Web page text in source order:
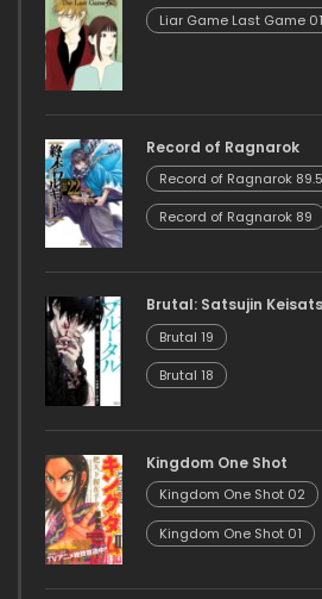
Liar Game Last Game 01
Record of Ragnarok
Record of Ragnarok 89.5
Record of Ragnarok 89
Brutal: Satsujin
Brutal 19
Brutal 18
Kingdom One Shot
Kingdom One Shot 02
Kingdom One Shot 01